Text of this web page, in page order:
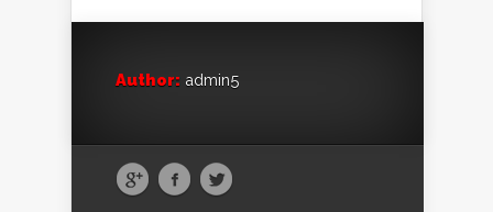
Author: admin5